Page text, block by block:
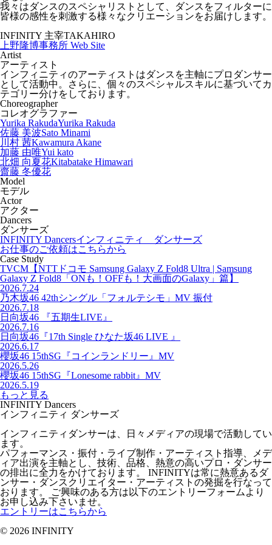
我々はダンスのスペシャリストとして、ダンスをフィルターに
皆様の感性を刺激する様々なクリエーションをお届けします。
INFINITY 主宰TAKAHIRO
上野隆博事務所 Web Site
Artist
アーティスト
インフィニティのアーティストはダンスを主軸にプロダンサー
として活動中。さらに、個々のスペシャルスキルに基づいてカ
テゴリー分けをしております。
Choreographer
コレオグラファー
Yurika RakudaYurika Rakuda
佐藤 美波Sato Minami
川村 茜Kawamura Akane
加藤 由唯Yui kato
北畑 向夏花Kitabatake Himawari
齋藤 冬優花
Model
モデル
Actor
アクター
Dancers
ダンサーズ
INFINITY Dancersインフィニティ ダンサーズ
お仕事のご依頼はこちらから
Case Study
TVCM【NTTドコモ Samsung Galaxy Z Fold8 Ultra | Samsung
Galaxy Z Fold8「ONも！OFFも！大画面のGalaxy」篇】
2026.7.24
乃木坂46 42thシングル「フォルテシモ」MV 振付
2026.7.18
日向坂46 『五期生LIVE』
2026.7.16
日向坂46『17th Single ひなた坂46 LIVE 』
2026.6.17
櫻坂46 15thSG『コインランドリー』MV
2026.5.26
櫻坂46 15thSG『Lonesome rabbit』MV
2026.5.19
もっと見る
INFINITY Dancers
インフィニティ ダンサーズ
インフィニティダンサーは、日々メディアの現場で活動してい
ます。
パフォーマンス・振付・ライブ制作・アーティスト指導、メデ
ィア出演を主軸とし、技術、品格、熱意の高いプロ・ダンサー
の排出に全力をかけております。 INFINITYは常に熱意あるダ
ンサー・ダンスクリエイター・アーティストの発掘を行なって
おります。 ご興味のある方は以下のエントリーフォームより
お申し込み下さいませ。
エントリーはこちらから
© 2026 INFINITY